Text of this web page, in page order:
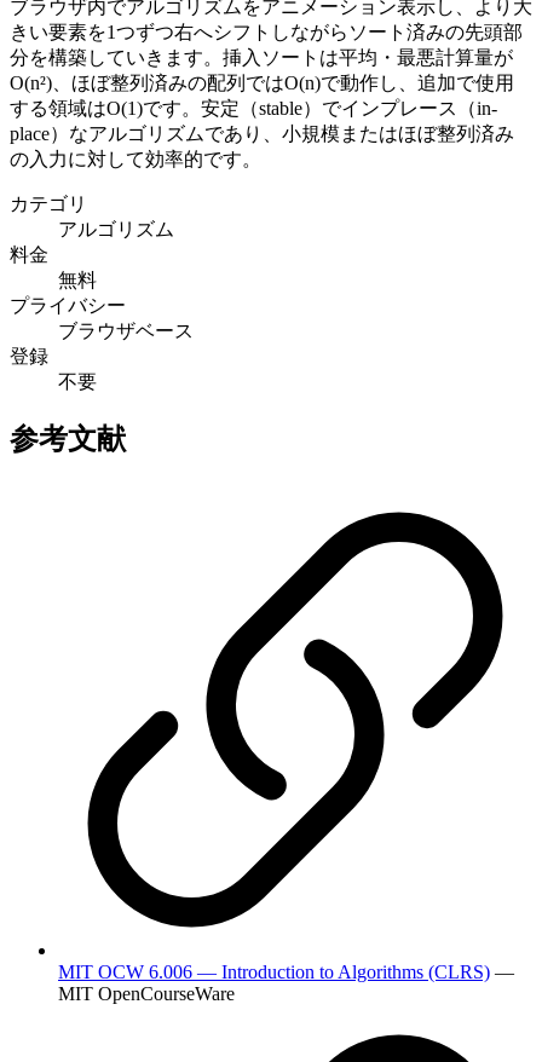
ブラウザ内でアルゴリズムをアニメーション表示し、より大
きい要素を1つずつ右へシフトしながらソート済みの先頭部
分を構築していきます。挿入ソートは平均・最悪計算量が
O(n²)、ほぼ整列済みの配列ではO(n)で動作し、追加で使用
する領域はO(1)です。安定（stable）でインプレース（in-
place）なアルゴリズムであり、小規模またはほぼ整列済み
の入力に対して効率的です。
カテゴリ
アルゴリズム
料金
無料
プライバシー
ブラウザベース
登録
不要
参考文献
MIT OCW 6.006 — Introduction to Algorithms (CLRS) —
MIT OpenCourseWare